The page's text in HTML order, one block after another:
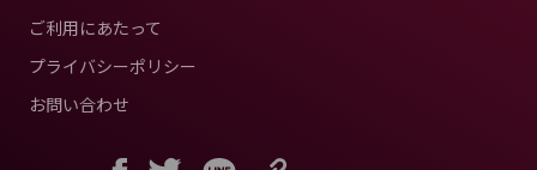
ご利用にあたって
プライバシーポリシー
お問い合わせ